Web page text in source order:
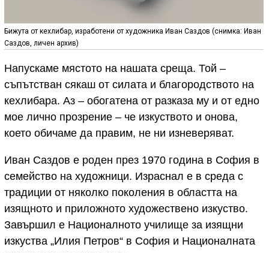
Бижута от кехлибар, изработени от художника Иван Саздов (снимка: Иван
Саздов, личен архив)
Напускаме мястото на нашата среща. Той –
съпътстван сякаш от силата и благородството на
кехлибара. Аз – обогатена от разказа му и от едно
мое лично прозрение – че изкуството и онова,
което обичаме да правим, не ни изневеряват.
Иван Саздов е роден през 1970 година в София в
семейство на художници. Израснал е в среда с
традиции от няколко поколения в областта на
изящното и приложното художествено изкуство.
Завършил е Националното училище за изящни
изкуства „Илия Петров“ в София и Националната